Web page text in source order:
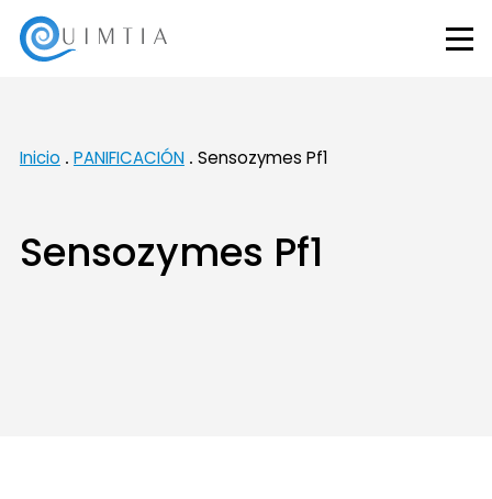
Inicio PANIFICACIÓN Sensozymes Pf1
Sensozymes Pf1